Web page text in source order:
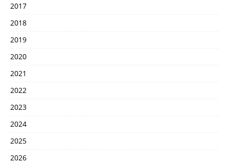
2017
2018
2019
2020
2021
2022
2023
2024
2025
2026